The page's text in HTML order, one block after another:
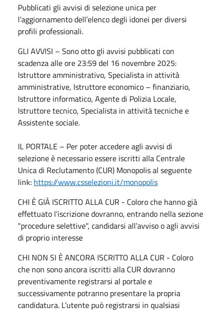
Pubblicati gli avvisi di selezione unica per
l’aggiornamento dell’elenco degli idonei per diversi
profili professionali.
GLI AVVISI – Sono otto gli avvisi pubblicati con
scadenza alle ore 23:59 del 16 novembre 2025:
Istruttore amministrativo, Specialista in attività
amministrative, Istruttore economico – finanziario,
Istruttore informatico, Agente di Polizia Locale,
Istruttore tecnico, Specialista in attività tecniche e
Assistente sociale.
IL PORTALE – Per poter accedere agli avvisi di
selezione è necessario essere iscritti alla Centrale
Unica di Reclutamento (CUR) Monopolis al seguente
link: https://www.csselezioni.it/monopolis
CHI È GIÀ ISCRITTO ALLA CUR - Coloro che hanno già
effettuato l’iscrizione dovranno, entrando nella sezione
"procedure selettive", candidarsi all’avviso o agli avvisi
di proprio interesse
CHI NON SI È ANCORA ISCRITTO ALLA CUR - Coloro
che non sono ancora iscritti alla CUR dovranno
preventivamente registrarsi al portale e
successivamente potranno presentare la propria
candidatura. L’utente può registrarsi in qualsiasi